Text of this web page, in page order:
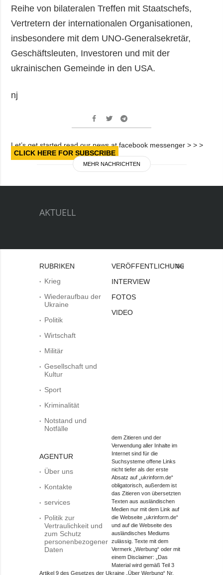
Reihe von bilateralen Treffen mit Staatschefs,
Vertretern der internationalen Organisationen,
insbesondere mit dem UNO-Generalsekretär,
Geschäftsleuten, Investoren und mit der
ukrainischen Gemeinde in den USA.
nj
Let’s get started read our news at facebook messenger > > >
CLICK HERE FOR SUBSCRIBE
MEHR NACHRICHTEN
AKTUELL
RUBRIKEN
Krieg
Wiederaufbau der
Ukraine
Politik
Wirtschaft
Militär
Gesellschaft und
Kultur
Sport
Kriminalität
Notstand und
Notfälle
AGENTUR
Über uns
Kontakte
services
Politik zur
Vertraulichkeit und
zum Schutz
personenbezogener
Daten
VERÖFFENTLICHUNGEN
INTERVIEW
FOTOS
VIDEO
Bei
dem Zitieren und der
Verwendung aller Inhalte im
Internet sind für die
Suchsysteme offene Links
nicht tiefer als der erste
Absatz auf „ukrinform.de“
obligatorisch, außerdem ist
das Zitieren von übersetzten
Texten aus ausländischen
Medien nur mit dem Link auf
die Webseite „ukrinform.de“
und auf die Webseite des
ausländisches Mediums
zulässig. Texte mit dem
Vermerk „Werbung“ oder mit
einem Disclaimer: „Das
Material wird gemäß Teil 3
Artikel 9 des Gesetzes der Ukraine „Über Werbung“ Nr.